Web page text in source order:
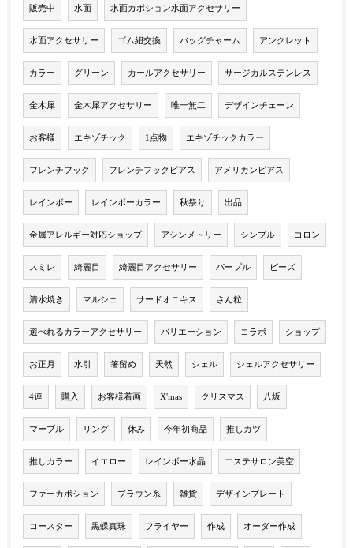
販売中 水面 水面カボション水面アクセサリー
水面アクセサリー ゴム紐交換 バッグチャーム アンクレット
カラー グリーン カールアクセサリー サージカルステンレス
金木犀 金木犀アクセサリー 唯一無二 デザインチェーン
お客様 エキゾチック 1点物 エキゾチックカラー
フレンチフック フレンチフックピアス アメリカンピアス
レインボー レインボーカラー 秋祭り 出品
金属アレルギー対応ショップ アシンメトリー シンプル コロン
スミレ 綺麗目 綺麗目アクセサリー パープル ビーズ
清水焼き マルシェ サードオニキス さん粒
選べれるカラーアクセサリー バリエーション コラボ ショップ
お正月 水引 箸留め 天然 シェル シェルアクセサリー
4連 購入 お客様着画 X'mas クリスマス 八坂
マーブル リング 休み 今年初商品 推しカツ
推しカラー イエロー レインボー水晶 エステサロン美空
ファーカボション ブラウン系 雑貨 デザインプレート
コースター 黒蝶真珠 フライヤー 作成 オーダー作成